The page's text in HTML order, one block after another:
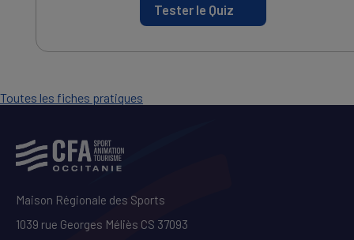
Tester le Quiz
Toutes les fiches pratiques
Maison Régionale des Sports
1039 rue Georges Méliès CS 37093